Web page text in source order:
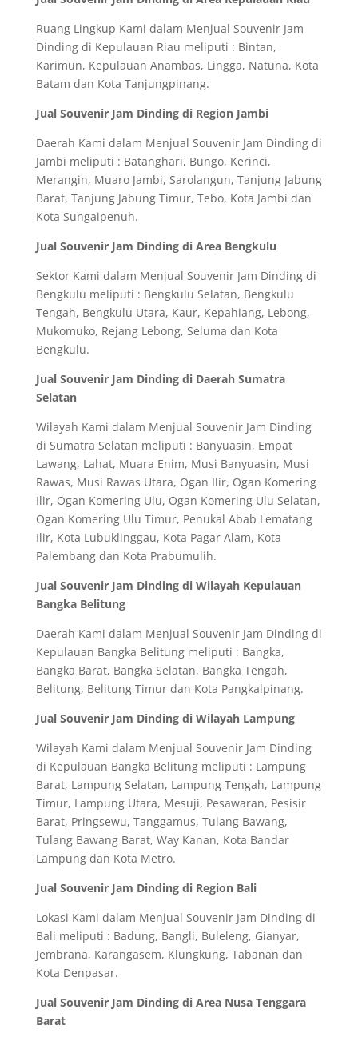
Ruang Lingkup Kami dalam Menjual Souvenir Jam
Dinding di Kepulauan Riau meliputi : Bintan,
Karimun, Kepulauan Anambas, Lingga, Natuna, Kota
Batam dan Kota Tanjungpinang.
Jual Souvenir Jam Dinding di Region Jambi
Daerah Kami dalam Menjual Souvenir Jam Dinding di
Jambi meliputi : Batanghari, Bungo, Kerinci,
Merangin, Muaro Jambi, Sarolangun, Tanjung Jabung
Barat, Tanjung Jabung Timur, Tebo, Kota Jambi dan
Kota Sungaipenuh.
Jual Souvenir Jam Dinding di Area Bengkulu
Sektor Kami dalam Menjual Souvenir Jam Dinding di
Bengkulu meliputi : Bengkulu Selatan, Bengkulu
Tengah, Bengkulu Utara, Kaur, Kepahiang, Lebong,
Mukomuko, Rejang Lebong, Seluma dan Kota
Bengkulu.
Jual Souvenir Jam Dinding di Daerah Sumatra
Selatan
Wilayah Kami dalam Menjual Souvenir Jam Dinding
di Sumatra Selatan meliputi : Banyuasin, Empat
Lawang, Lahat, Muara Enim, Musi Banyuasin, Musi
Rawas, Musi Rawas Utara, Ogan Ilir, Ogan Komering
Ilir, Ogan Komering Ulu, Ogan Komering Ulu Selatan,
Ogan Komering Ulu Timur, Penukal Abab Lematang
Ilir, Kota Lubuklinggau, Kota Pagar Alam, Kota
Palembang dan Kota Prabumulih.
Jual Souvenir Jam Dinding di Wilayah Kepulauan
Bangka Belitung
Daerah Kami dalam Menjual Souvenir Jam Dinding di
Kepulauan Bangka Belitung meliputi : Bangka,
Bangka Barat, Bangka Selatan, Bangka Tengah,
Belitung, Belitung Timur dan Kota Pangkalpinang.
Jual Souvenir Jam Dinding di Wilayah Lampung
Wilayah Kami dalam Menjual Souvenir Jam Dinding
di Kepulauan Bangka Belitung meliputi : Lampung
Barat, Lampung Selatan, Lampung Tengah, Lampung
Timur, Lampung Utara, Mesuji, Pesawaran, Pesisir
Barat, Pringsewu, Tanggamus, Tulang Bawang,
Tulang Bawang Barat, Way Kanan, Kota Bandar
Lampung dan Kota Metro.
Jual Souvenir Jam Dinding di Region Bali
Lokasi Kami dalam Menjual Souvenir Jam Dinding di
Bali meliputi : Badung, Bangli, Buleleng, Gianyar,
Jembrana, Karangasem, Klungkung, Tabanan dan
Kota Denpasar.
Jual Souvenir Jam Dinding di Area Nusa Tenggara
Barat